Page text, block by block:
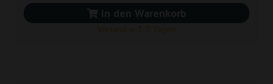
In den Warenkorb
Versand in 3-7 Tagen